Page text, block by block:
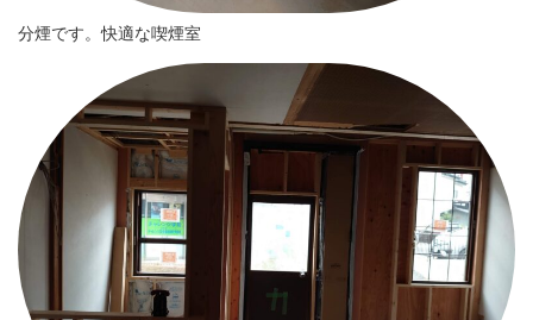
分煙です。快適な喫煙室